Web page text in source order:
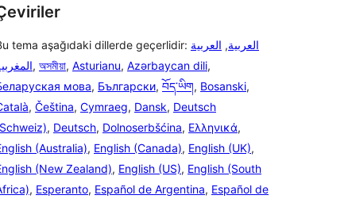
tema aşağıdaki dillerde geçerlidir: العربية, العربية
, অসমীয়া, Asturianu, Azərbaycan dili,
мова, Български, བོད་ཡིག, Bosanski,
, Čeština, Cymraeg, Dansk, Deutsch
, Deutsch, Dolnoserbšćina, Ελληνικά,
(Australia), English (Canada), English (UK),
(New Zealand), English (US), English (South
, Esperanto, Español de Argentina, Español de